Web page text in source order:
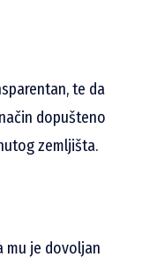
te da
dopušteno
zemljišta.
mu je dovoljan